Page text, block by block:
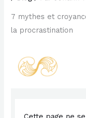
7 mythes et
la procrastination